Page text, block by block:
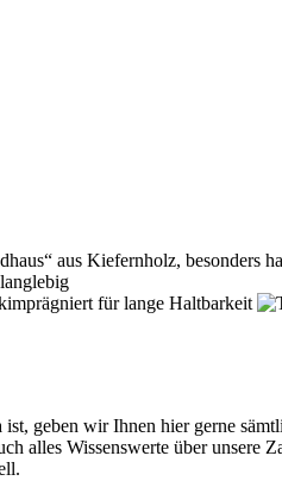
geben wir Ihnen hier gerne
alles Wissenswerte über unsere